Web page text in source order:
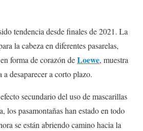
tendencia desde finales de 2021. La
la cabeza en diferentes pasarelas,
forma de corazón deLoewe, muestra
desaparecer a corto plazo.
secundario del uso de mascarillas
los pasamontañas han estado en todo
se están abriendo camino hacia la